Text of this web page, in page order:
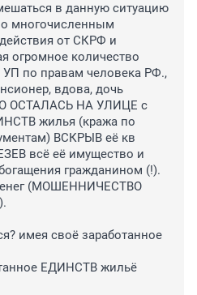
в данную ситуацию
многочисленным
от СКРФ и
огромное количество
УП по правам человека РФ.,
вдова, дочь
ОСТАЛАСЬ НА УЛИЦЕ с
жилья (кража по
ВСКРЫВ её кв
всё её имущество и
гражданином (!).
(МОШЕННИЧЕСТВО
имея своё заработанное
ЕДИНСТВ жильё